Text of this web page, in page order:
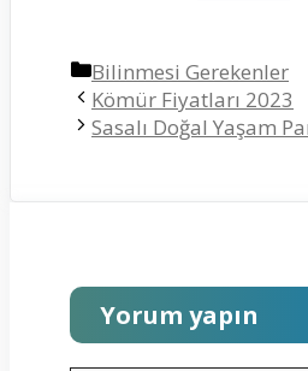
Kategoriler
Bilinmesi Gerekenler
Kömür Fiyatları 2023
Sasalı Doğal Yaşam
Yorum yapın